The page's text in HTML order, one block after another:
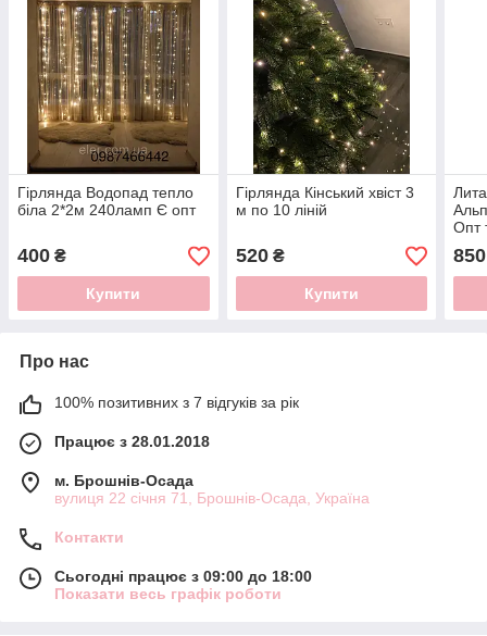
Гірлянда Водопад тепло
біла 2*2м 240ламп Є опт
400 ₴
Купити
Гірлянда Кінський хвіст 3
м по 10 ліній
520₴
Купити
Опт
850
Про нас
100% позитивних з 7 відгуків за рік
Працює з 28.01.2018
м. Брошнів-Осада
вулиця 22 січня 71, Брошнів-Осада, Україна
Контакти
Сьогодні працює з 09:00 до 18:00
Показати весь графік роботи